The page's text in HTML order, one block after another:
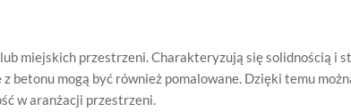
miejskich przestrzeni. Charakteryzują się solidnością i
betonu mogą być również pomalowane. Dzięki temu
w aranżacji przestrzeni.